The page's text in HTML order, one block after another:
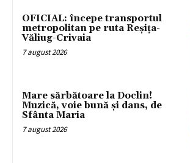
OFICIAL: începe transportul
metropolitan pe ruta Reșița-
Văliug-Crivaia
7 august 2026
Mare sărbătoare la Doclin!
Muzică, voie bună și dans, de
Sfânta Maria
7 august 2026